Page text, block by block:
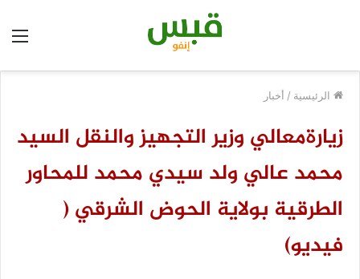
الرئيسية / أخبار
زيارةمعالي وزير التجهيز والنقل السيد
محمد عالي ولد سيدي محمد للمحاور
الطرقية بولاية الحوض الشرقي (
فيديو)